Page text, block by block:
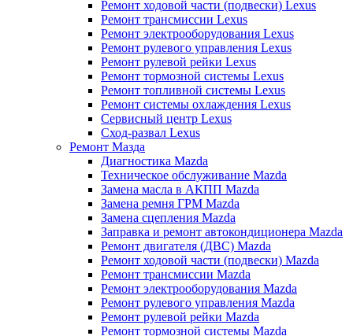
Ремонт ходовой части (подвески) Lexus
Ремонт трансмиссии Lexus
Ремонт электрооборудования Lexus
Ремонт рулевого управления Lexus
Ремонт рулевой рейки Lexus
Ремонт тормозной системы Lexus
Ремонт топливной системы Lexus
Ремонт системы охлаждения Lexus
Сервисный центр Lexus
Сход-развал Lexus
Ремонт Мазда
Диагностика Mazda
Техническое обслуживание Mazda
Замена масла в АКПП Mazda
Замена ремня ГРМ Mazda
Замена сцепления Mazda
Заправка и ремонт автокондиционера Mazda
Ремонт двигателя (ДВС) Mazda
Ремонт ходовой части (подвески) Mazda
Ремонт трансмиссии Mazda
Ремонт электрооборудования Mazda
Ремонт рулевого управления Mazda
Ремонт рулевой рейки Mazda
Ремонт тормозной системы Mazda